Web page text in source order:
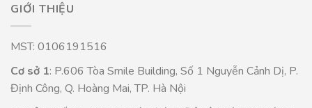
GIỚI THIỆU
MST: 0106191516
Cơ sở 1: P.606 Tòa Smile Building, Số 1 Nguyễn Cảnh Dị, P.
Định Công, Q. Hoàng Mai, TP. Hà Nội